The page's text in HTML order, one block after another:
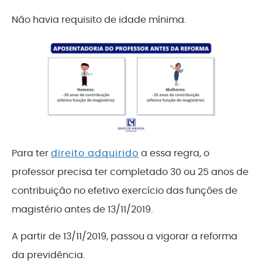
Não havia requisito de idade mínima.
Para terdireito adquirido a essa regra, o
professor precisa ter completado 30 ou 25 anos de
contribuição no efetivo exercício das funções de
magistério antes de 13/11/2019.
A partir de 13/11/2019, passou a vigorar a reforma
da previdência.